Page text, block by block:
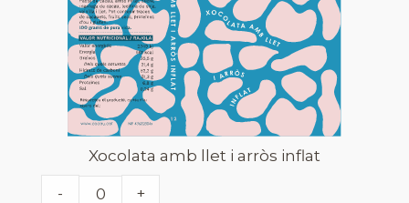
Xocolata amb llet i arròs inflat
-
+